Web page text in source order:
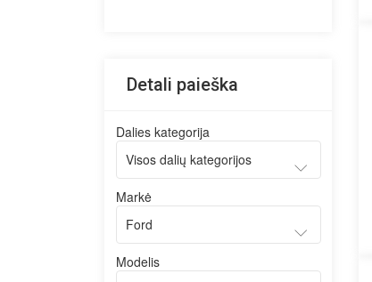
Detali paieška
Dalies kategorija
Markė
Modelis